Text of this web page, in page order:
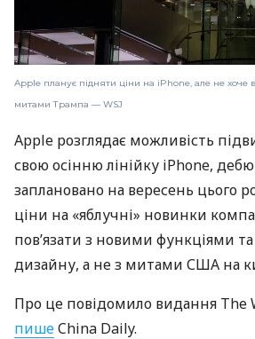
Apple планує підняти ціни на iPhone, але не
митами Трампа — WSJ
Apple розглядає можливість
свою осінню лінійку iPhone,
заплановано на вересень цього
ціни на «яблучні» новинки
пов’язати з новими функціями
дизайну, а не з митами США на
Про це повідомило видання The
пишеChina Daily.